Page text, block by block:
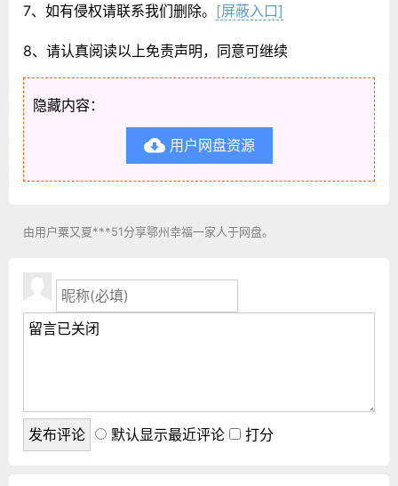
7、如有侵权请联系我们删除。 [屏蔽入口]
8、请认真阅读以上免责声明，同意可继续
隐藏内容：
用户网盘资源
由用户粟又夏***51分享鄂州幸福一家人于网盘。
默认显示最近评论 打分